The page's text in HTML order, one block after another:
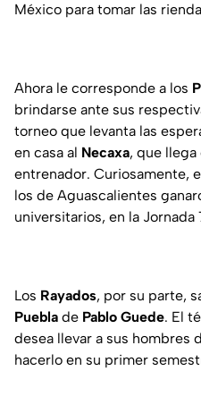
México para tomar las
Ahora le corresponde a los
brindarse ante sus
torneo que levanta las
en casa al Necaxa, que llega
entrenador. Curiosamente,
los de Aguascalientes
universitarios, en la
Los Rayados, por su parte,
Puebla de Pablo Guede. El
desea llevar a sus hombres
hacerlo en su primer